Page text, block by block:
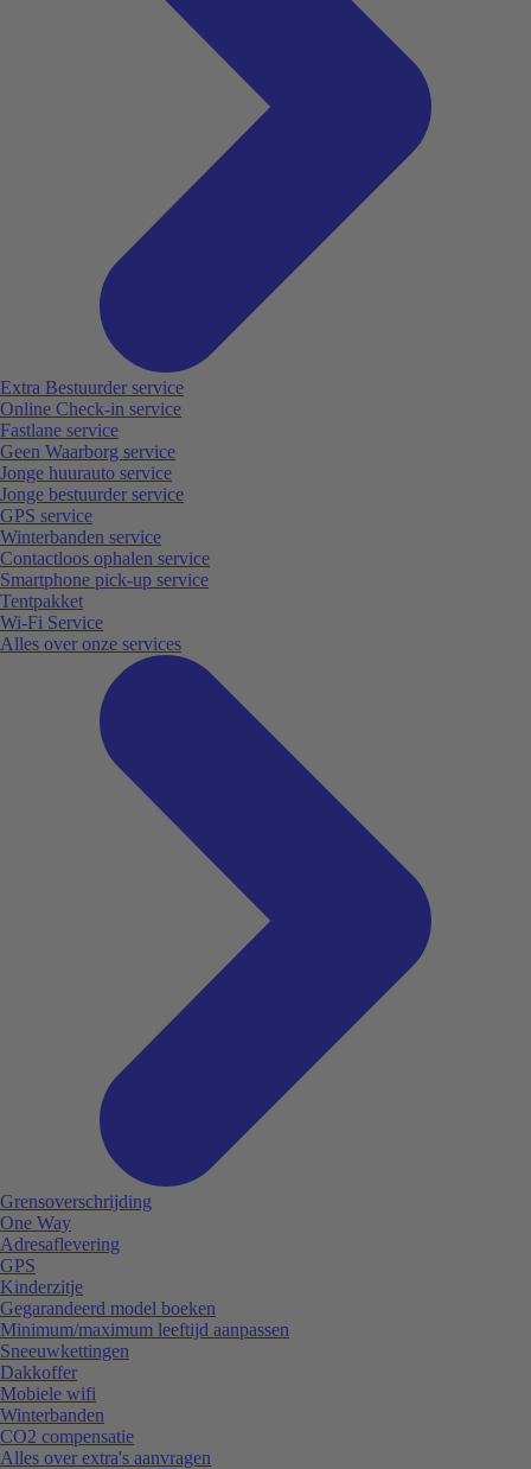
Extra Bestuurder service
Online Check-in service
Fastlane service
Geen Waarborg service
Jonge huurauto service
Jonge bestuurder service
GPS service
Winterbanden service
Contactloos ophalen service
Smartphone pick-up service
Tentpakket
Wi-Fi Service
Alles over onze services
Grensoverschrijding
One Way
Adresaflevering
GPS
Kinderzitje
Gegarandeerd model boeken
Minimum/maximum leeftijd aanpassen
Sneeuwkettingen
Dakkoffer
Mobiele wifi
Winterbanden
CO2 compensatie
Alles over extra's aanvragen